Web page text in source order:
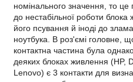
номінального значення, то це
до нестабільної роботи блока
його псування й іноді до
ноутбука. В роз'ємі головне,
контактна частина була
деяких блоках живлення (HP,
Lenovo) є 3 контакти для